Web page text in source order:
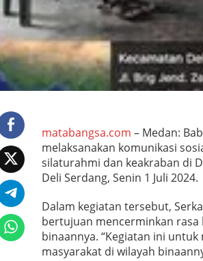
r
a
M
A
m
i
a
l
i
n
S
l
a
t
u
r
matabangsa.com – Medan:
melaksanakan komunikasi
silaturahmi dan keakraban di
Deli Serdang, Senin 1 Juli 2024.
Dalam kegiatan tersebut,
bertujuan mencerminkan rasa
binaannya. “Kegiatan ini
masyarakat di wilayah